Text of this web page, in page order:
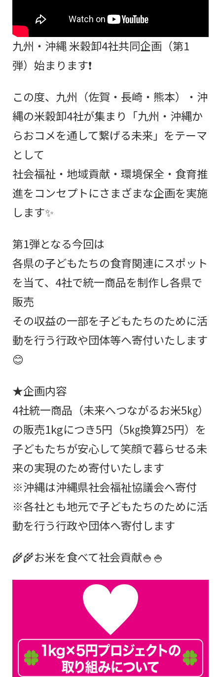
九州・沖縄 米穀卸4社共同企画（第1
弾）始まります❗
この度、九州（佐賀・長崎・熊本）・沖
縄の米穀卸4社が集まり「九州・沖縄か
らおコメを通して繋げる未来」をテーマ
として
社会福祉・地域貢献・環境保全・食育推
進をコンセプトにさまざまな企画を実施
します✨
第1弾となる今回は
各県の子どもたちの食育関連にスポット
を当て、4社で統一商品を制作し各県で
販売
その収益の一部を子どもたちのために活
動を行う行政や団体等へ寄付いたします
😊
★企画内容
4社統一商品（未来へつながるお米5㎏）
の販売1kgにつき5円（5㎏換算25円）を
子どもたちが安心して笑顔で暮らせる未
来の実現のため寄付いたします
※沖縄は沖縄県社会福祉協議会へ寄付
※各社とも地元で子どもたちのために活
動を行う行政や団体へ寄付します
🌾🌾お米を食べて社会貢献🍚🍚